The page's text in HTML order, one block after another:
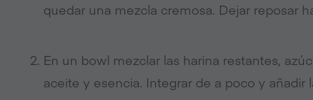
quedar una mezcla cremosa. Dejar reposar
En un bowl mezclar las harina restantes,
aceite y esencia. Integrar de a poco y añadir